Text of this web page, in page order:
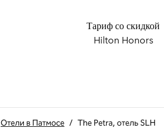
Тариф со скидкой
Hilton Honors
Отели в Патмосе / The Petra, отель SLH